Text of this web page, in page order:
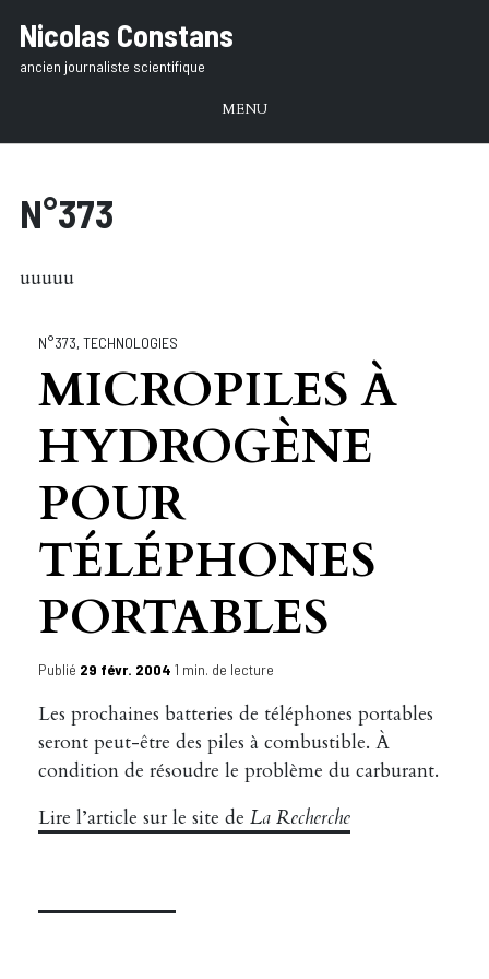
texte
Nicolas Constans
ancien journaliste scientifique
MENU
N°373
uuuuu
N°373,TECHNOLOGIES
MICROPILES À
HYDROGÈNE
POUR
TÉLÉPHONES
PORTABLES
Publié 29 févr. 20041 min. de lecture
Les prochaines batteries de téléphones portables
seront peut-être des piles à combustible. À
condition de résoudre le problème du carburant.
Lire l’article sur le site deLa Recherche